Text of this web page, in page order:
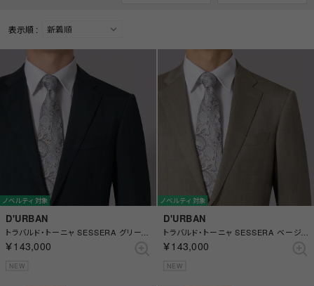
表示順 :
ノベルティ対象
D'URBAN
￥143,000
NEW
ノベルティ対象
D'URBAN
￥143,000
NEW